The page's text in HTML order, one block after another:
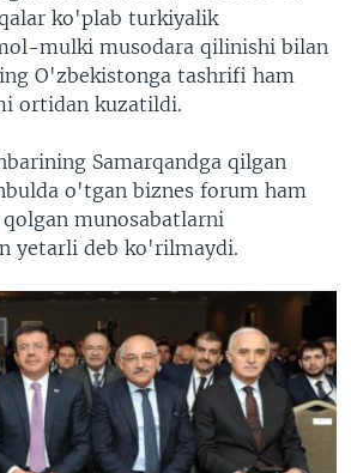
ko'plab turkiyalik
mulki musodara qilinishi bilan
O'zbekistonga tashrifi ham
ortidan kuzatildi.
Samarqandga qilgan
o'tgan biznes forum ham
munosabatlarni
yetarli deb ko'rilmaydi.